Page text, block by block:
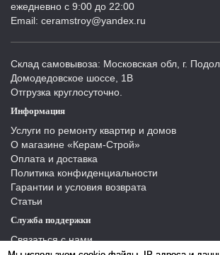
ежедневно с 9:00 до 22:00
Email: ceramstroy@yandex.ru
Склад самовывоза: Московская обл, г.
Домодедовское шоссе, 1В
Отгрузка круглосуточно.
Информация
Услуги по ремонту квартир и домов
О магазине «Керам-Строй»
Оплата и доставка
Политика конфиденциальности
Гарантии и условия возврата
Статьи
Служба поддержки
Связаться с нами